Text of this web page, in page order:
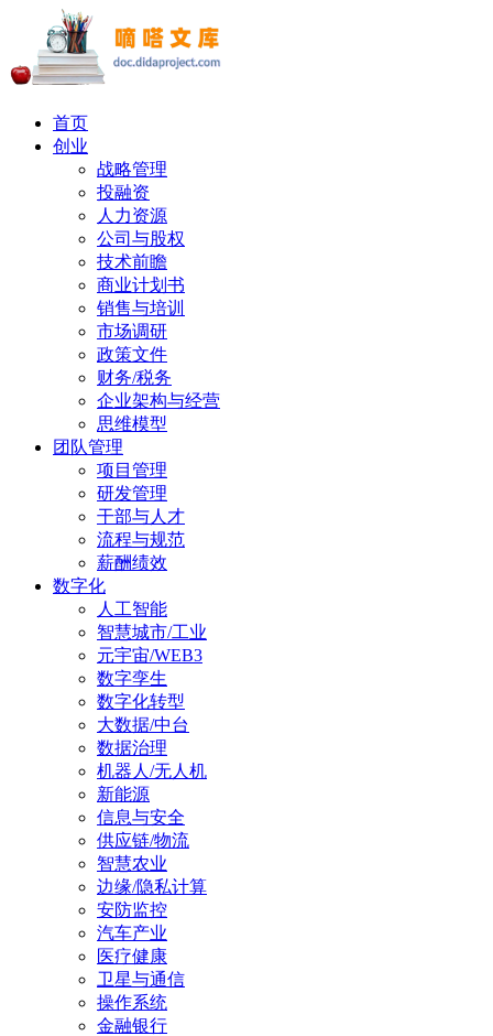
首页
创业
战略管理
投融资
人力资源
公司与股权
技术前瞻
商业计划书
销售与培训
市场调研
政策文件
财务/税务
企业架构与经营
思维模型
团队管理
项目管理
研发管理
干部与人才
流程与规范
薪酬绩效
数字化
人工智能
智慧城市/工业
元宇宙/WEB3
数字孪生
数字化转型
大数据/中台
数据治理
机器人/无人机
新能源
信息与安全
供应链/物流
智慧农业
边缘/隐私计算
安防监控
汽车产业
医疗健康
卫星与通信
操作系统
金融银行